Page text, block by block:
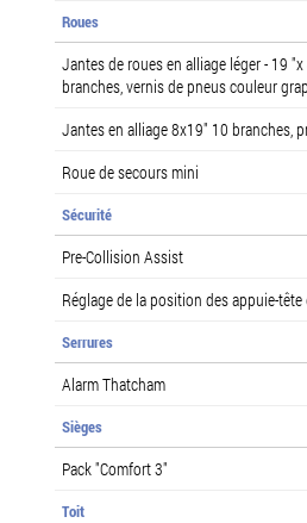
Roues
Jantes de roues en alliage léger - 19
branches, vernis de pneus couleur
Jantes en alliage 8x19" 10 branches,
Roue de secours mini
Sécurité
Pre-Collision Assist
Réglage de la position des appuie-
Serrures
Alarm Thatcham
Sièges
Pack "Comfort 3"
Toit